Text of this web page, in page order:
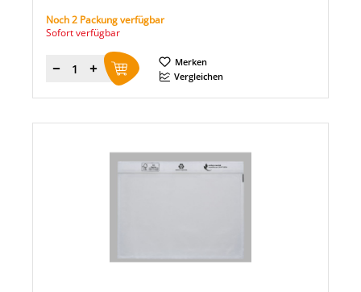
Noch 2 Packung verfügbar
Sofort verfügbar
Menge
Merken
Vergleichen